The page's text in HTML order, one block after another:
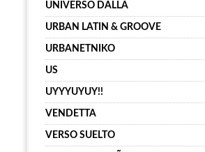
UNIVERSO DALLA
URBAN LATIN & GROOVE
URBANETNIKO
US
UYYYUYUY!!
VENDETTA
VERSO SUELTO